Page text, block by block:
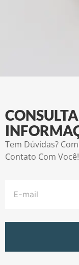
Tem Dúvidas?
Contato Com Você!